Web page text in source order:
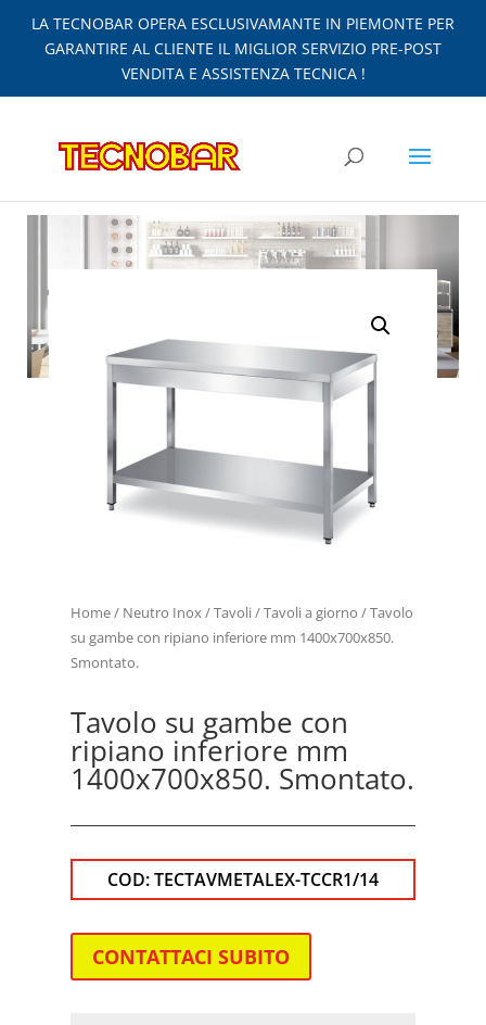
LA TECNOBAR OPERA ESCLUSIVAMANTE IN PIEMONTE PER
GARANTIRE AL CLIENTE IL MIGLIOR SERVIZIO PRE-POST
VENDITA E ASSISTENZA TECNICA !
Home/ Neutro Inox/Tavoli/Tavoli a giorno / Tavolo
su gambe con ripiano inferiore mm 1400x700x850.
Smontato.
Tavolo su gambe con
ripiano inferiore mm
1400x700x850. Smontato.
COD:TECTAVMETALEX-TCCR1/14
CONTATTACI SUBITO